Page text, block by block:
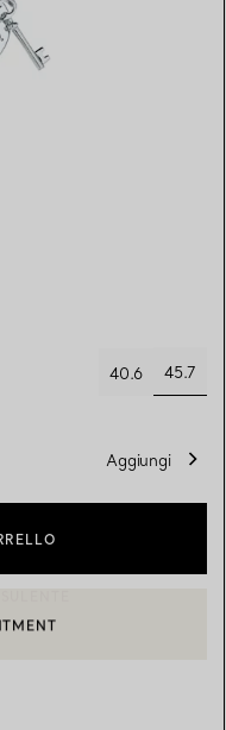
40.6
45.7
Aggiungi
O PRENOTA UN